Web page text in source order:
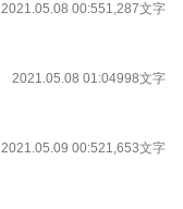
2021.05.08 00:551,287文字
2021.05.08 01:04998文字
2021.05.09 00:521,653文字